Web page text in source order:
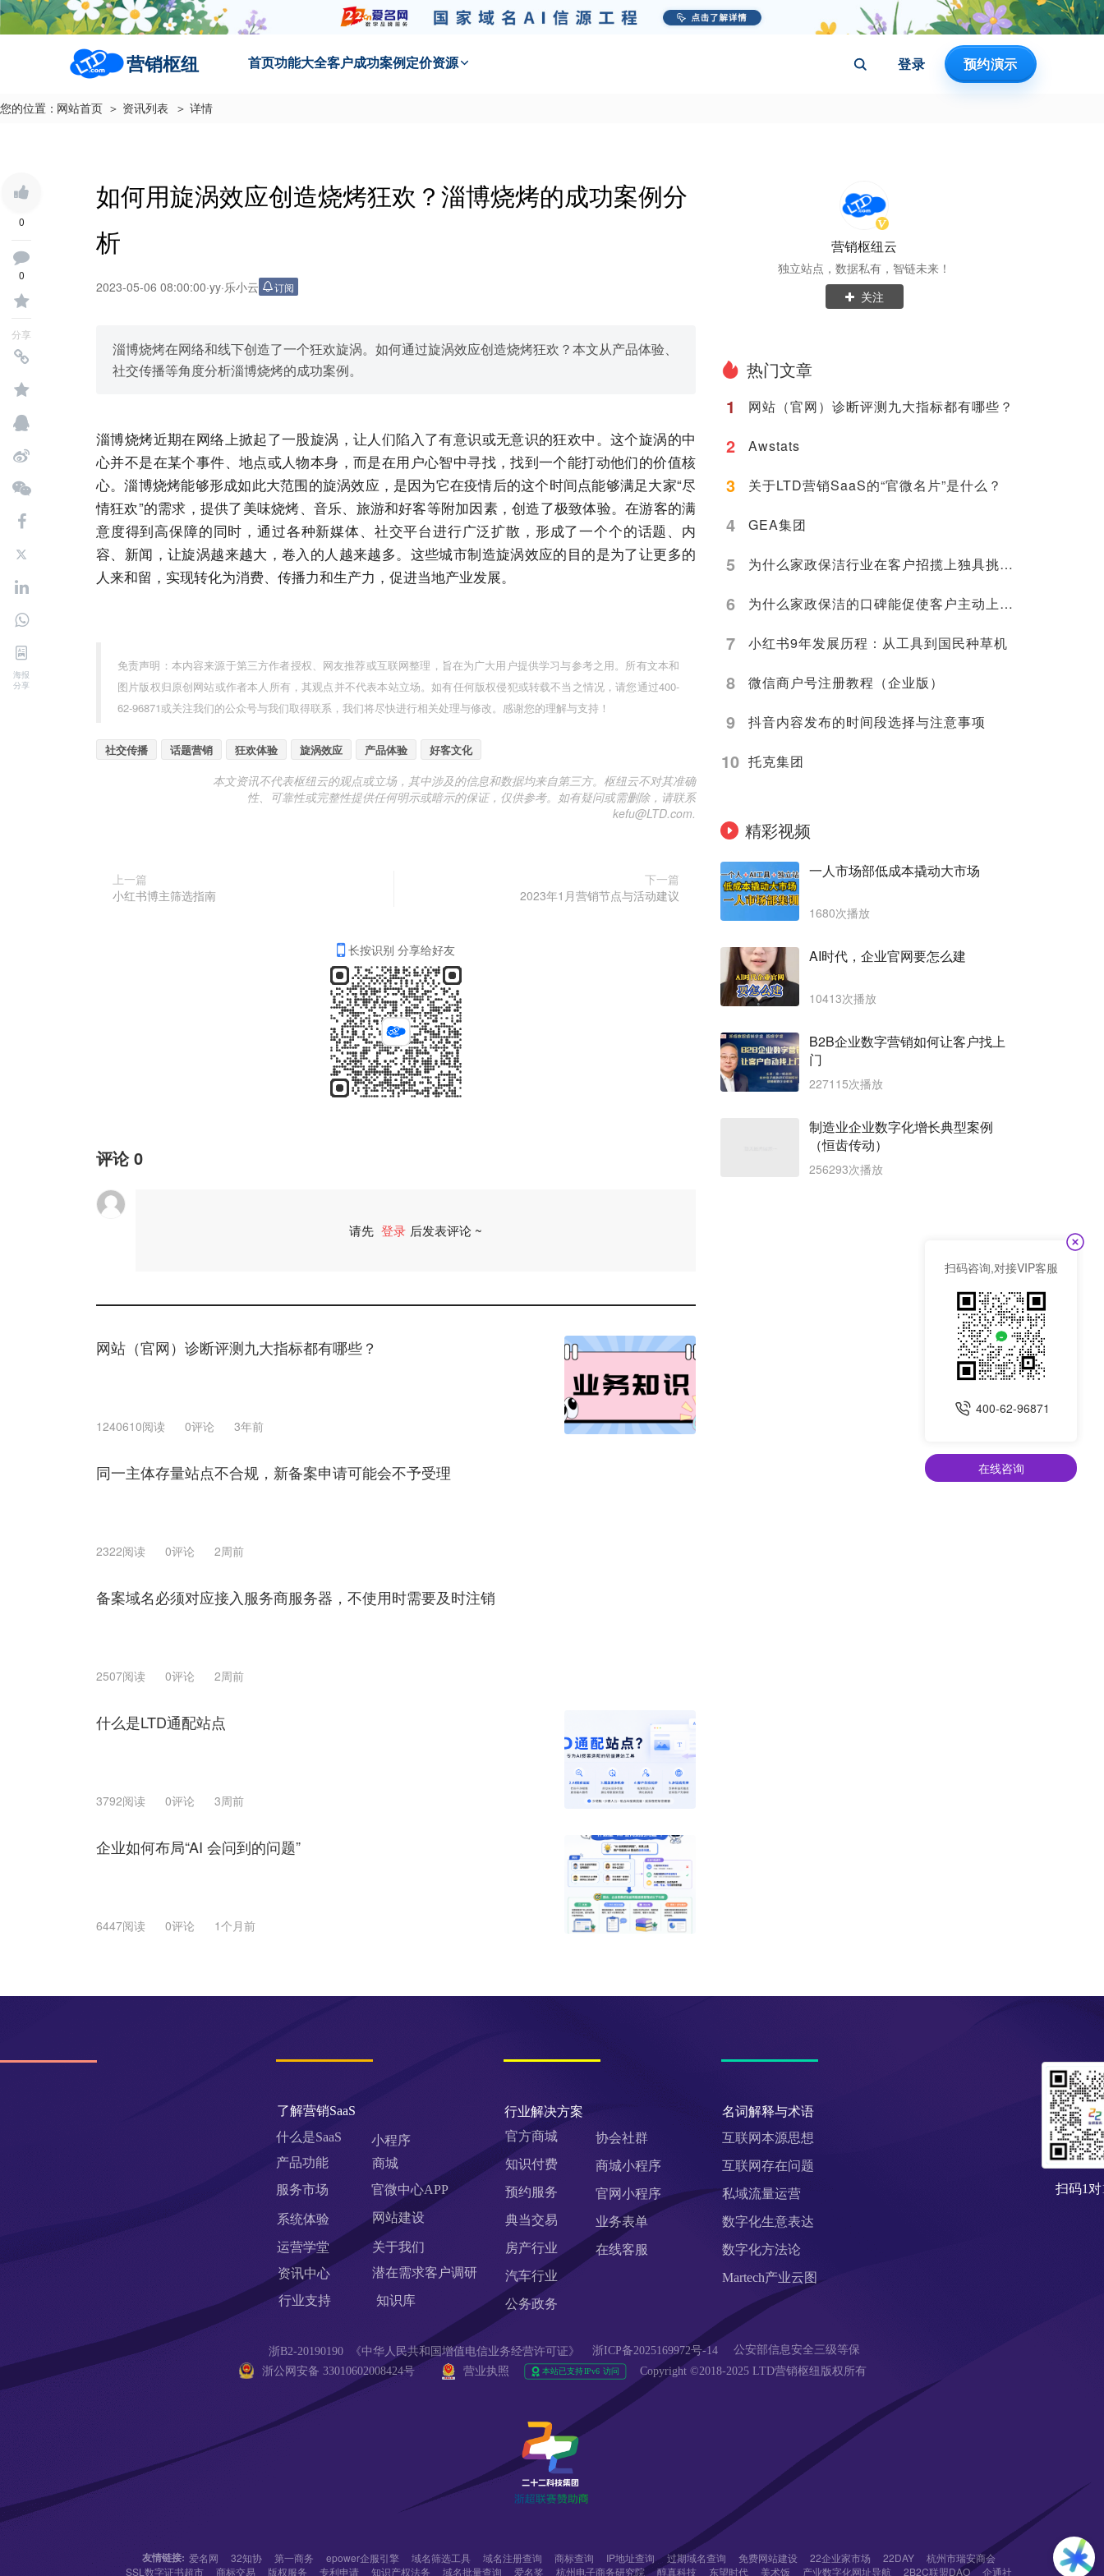
营销枢纽 首页功能大全客户成功案例 定价资源 登录 预约演示
您的位置： 网站首页 ＞ 资讯列表 ＞ 详情
0
0
分享
海报
分享
如何用旋涡效应创造烧烤狂欢？淄博烧烤的成功案例分
析
2023-05-06 08:00:00·yy·乐小云 订阅
淄博烧烤在网络和线下创造了一个狂欢旋涡。如何通过旋涡效应创造烧烤狂欢？本文从产品体验、
社交传播等角度分析淄博烧烤的成功案例。
淄博烧烤近期在网络上掀起了一股旋涡，让人们陷入了有意识或无意识的狂欢中。这个旋涡的中
心并不是在某个事件、地点或人物本身，而是在用户心智中寻找，找到一个能打动他们的价值核
心。淄博烧烤能够形成如此大范围的旋涡效应，是因为它在疫情后的这个时间点能够满足大家“尽
情狂欢”的需求，提供了美味烧烤、音乐、旅游和好客等附加因素，创造了极致体验。在游客的满
意度得到高保障的同时，通过各种新媒体、社交平台进行广泛扩散，形成了一个个的话题、内
容、新闻，让旋涡越来越大，卷入的人越来越多。这些城市制造旋涡效应的目的是为了让更多的
人来和留，实现转化为消费、传播力和生产力，促进当地产业发展。
免责声明：本内容来源于第三方作者授权、网友推荐或互联网整理，旨在为广大用户提供学习与参考之用。所有文本和
图片版权归原创网站或作者本人所有，其观点并不代表本站立场。如有任何版权侵犯或转载不当之情况，请您通过400-
62-96871或关注我们的公众号与我们取得联系，我们将尽快进行相关处理与修改。感谢您的理解与支持！
社交传播 话题营销 狂欢体验 旋涡效应 产品体验 好客文化
本文资讯不代表枢纽云的观点或立场，其中涉及的信息和数据均来自第三方。枢纽云不对其准确
性、可靠性或完整性提供任何明示或暗示的保证，仅供参考。如有疑问或需删除，请联系
kefu@LTD.com.
上一篇
小红书博主筛选指南
下一篇
2023年1月营销节点与活动建议
长按识别 分享给好友
评论0
请先 登录 后发表评论 ~
网站（官网）诊断评测九大指标都有哪些？
1240610阅读 0评论 3年前
同一主体存量站点不合规，新备案申请可能会不予受理
2322阅读 0评论 2周前
备案域名必须对应接入服务商服务器，不使用时需要及时注销
2507阅读 0评论 2周前
什么是LTD通配站点
3792阅读 0评论 3周前
企业如何布局“AI 会问到的问题”
6447阅读 0评论 1个月前
营销枢纽云
独立站点，数据私有，智链未来！
关注
热门文章
1
网站（官网）诊断评测九大指标都有哪些？
2 Awstats
3 关于LTD营销SaaS的“官微名片”是什么？
4 GEA集团
5 为什么家政保洁行业在客户招揽上独具挑战？
6 为什么家政保洁的口碑能促使客户主动上门？
7 小红书9年发展历程：从工具到国民种草机
8 微信商户号注册教程（企业版）
9 抖音内容发布的时间段选择与注意事项
10 托克集团
精彩视频
一人市场部低成本撬动大市场
1680次播放
AI时代，企业官网要怎么建
10413次播放
B2B企业数字营销如何让客户找上
门
227115次播放
制造业企业数字化增长典型案例
（恒齿传动）
256293次播放
了解营销SaaS
什么是SaaS
产品功能
服务市场
扫码1对
Copyright ©2018-2025 LTD营销枢纽版权所有
系统体验
运营学堂
小程序
商城
官微中心APP
网站建设
关于我们
资讯中心
行业支持
名词解释与术语
互联网本源思想
互联网存在问题
私域流量运营
数字化生意表达
数字化方法论
Martech产业云图
行业解决方案
官方商城
知识付费
预约服务
典当交易
房产行业
汽车行业
公务政务
协会社群
商城小程序
官网小程序
业务表单
在线客服
营业执照
潜在需求客户调研
浙ICP备2025169972号-14
浙公网安备 33010602008424号
知识库
浙B2-20190190  《中华人民共和国增值电信业务经营许可证》 公安部信息安全三级等保
友情链接: 爱名网 32知协 第一商务 epower企服引擎 域名筛选工具 域名注册查询 商标查询 IP地址查询 过期域名查询 免费网站建设 22企业家市场 22DAY
杭州市瑞安商会
SSL数字证书超市
商标交易 版权服务 专利申请 知识产权法务 域名批量查询 爱名奖 杭州电子商务研究院 醇真科技 东望时代 美术饭 产业数字化网址导航 2B2C联盟DAO 企通社
扫码咨询,对接VIP客服
400-62-96871
在线咨询